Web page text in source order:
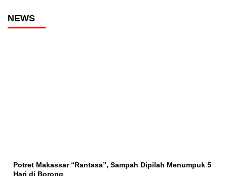
NEWS
Potret Makassar “Rantasa”, Sampah Dipilah Menumpuk 5
Hari di Borong